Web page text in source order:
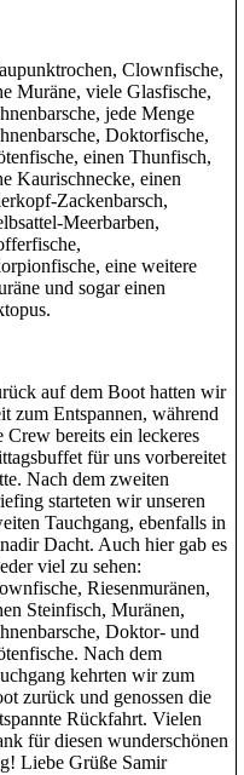
Clownfische,
Muräne, viele Glasfische,
jede Menge
Doktorfische,
einen Thunfisch,
Kaurischnecke, einen
Zackenbarsch,
Meerbarben,
eine weitere
und sogar einen
auf dem Boot hatten wir
zum Entspannen, während
Crew bereits ein leckeres
für uns vorbereitet
Nach dem zweiten
starteten wir unseren
Tauchgang, ebenfalls in
Dacht. Auch hier gab es
viel zu sehen:
Riesenmuränen,
Steinfisch, Muränen,
Doktor- und
Nach dem
kehrten wir zum
zurück und genossen die
Rückfahrt. Vielen
für diesen wunderschönen
Liebe Grüße Samir